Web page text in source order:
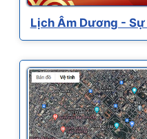
Lịch Âm Dương -